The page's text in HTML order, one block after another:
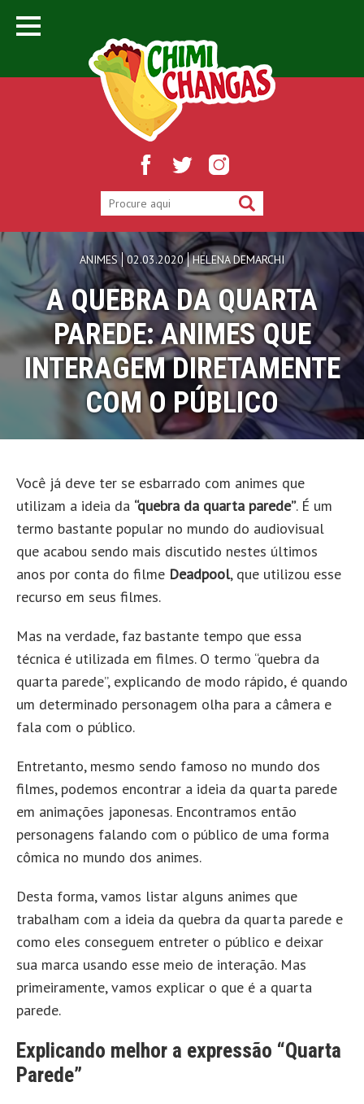
ANIMES 02.03.2020 HELENA DEMARCHI
A QUEBRA DA QUARTA
PAREDE: ANIMES QUE
INTERAGEM DIRETAMENTE
COM O PÚBLICO
Você já deve ter se esbarrado com animes que
utilizam a ideia da “quebra da quarta parede”. É um
termo bastante popular no mundo do audiovisual
que acabou sendo mais discutido nestes últimos
anos por conta do filme Deadpool, que utilizou esse
recurso em seus filmes.
Mas na verdade, faz bastante tempo que essa
técnica é utilizada em filmes. O termo “quebra da
quarta parede”, explicando de modo rápido, é quando
um determinado personagem olha para a câmera e
fala com o público.
Entretanto, mesmo sendo famoso no mundo dos
filmes, podemos encontrar a ideia da quarta parede
em animações japonesas. Encontramos então
personagens falando com o público de uma forma
cômica no mundo dos animes.
Desta forma, vamos listar alguns animes que
trabalham com a ideia da quebra da quarta parede e
como eles conseguem entreter o público e deixar
sua marca usando esse meio de interação. Mas
primeiramente, vamos explicar o que é a quarta
parede.
Explicando melhor a expressão “Quarta
Parede”